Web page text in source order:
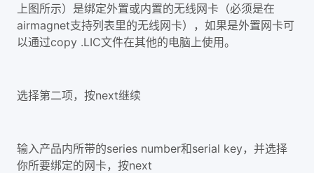
上图所示）是绑定外置或内置的无线网卡（必须是在
airmagnet支持列表里的无线网卡），如果是外置网卡可
以通过copy .LIC文件在其他的电脑上使用。
选择第二项，按next继续
输入产品内所带的series number和serial key，并选择
你所要绑定的网卡，按next